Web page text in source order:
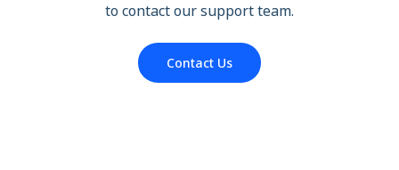
to contact our support team.